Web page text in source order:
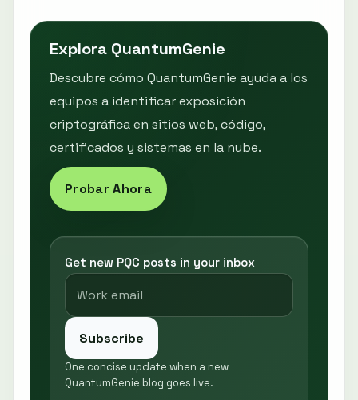
Explora QuantumGenie
Descubre cómo QuantumGenie ayuda a los
equipos a identificar exposición
criptográfica en sitios web, código,
certificados y sistemas en la nube.
Probar Ahora
Get new PQC posts in your inbox
Subscribe
One concise update when a new
QuantumGenie blog goes live.